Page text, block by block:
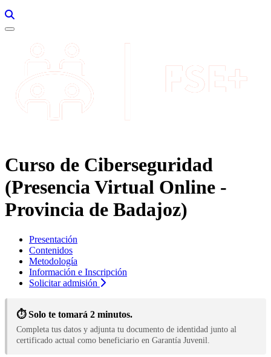
Curso de Ciberseguridad
(Presencia Virtual Online -
Provincia de Badajoz)
Presentación
Contenidos
Metodología
Información e Inscripción
Solicitar admisión
⏱️ Solo te tomará 2 minutos.
Completa tus datos y adjunta tu documento de identidad junto al
certificado actual como beneficiario en Garantía Juvenil.